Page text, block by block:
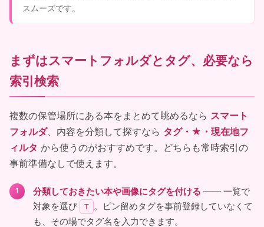
スムーズです。
まずはスマートフォルダとタグ、必要なら
索引検索
複数の保管場所にある本をまとめて眺めるなら スマート
フォルダ、内容を分類して探すなら タグ・★・現在地フ
ィルタ から使うのがおすすめです。どちらも常時索引の
事前準備なしで使えます。
分類しておきたい本や画像にタグを付ける ―― 一覧で
対象を選び
T
。ピン留めタグを事前登録していなくて
も、その場でタグ名を入力できます。